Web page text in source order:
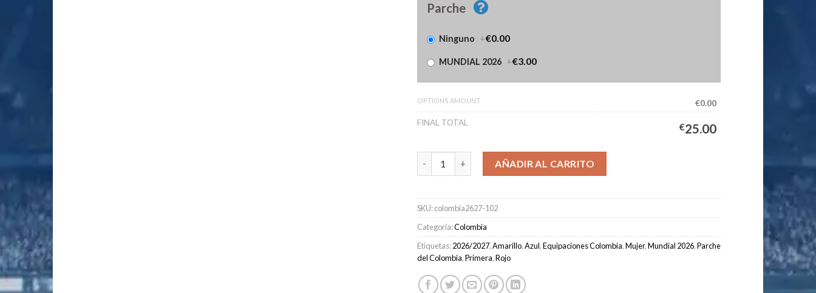
Parche
Ninguno +€0.00
MUNDIAL 2026 +€3.00
OPTIONS AMOUNT
€0.00
FINAL TOTAL
€25.00
Camiseta Colombia Primera Equipación Mujer 2026/2027 cantidad
AÑADIR AL CARRITO
SKU:colombia2627-102
Categoría:Colombia
Etiquetas:2026/2027,Amarillo,Azul,Equipaciones Colombia,Mujer,Mundial 2026,Parche
del Colombia,Primera,Rojo